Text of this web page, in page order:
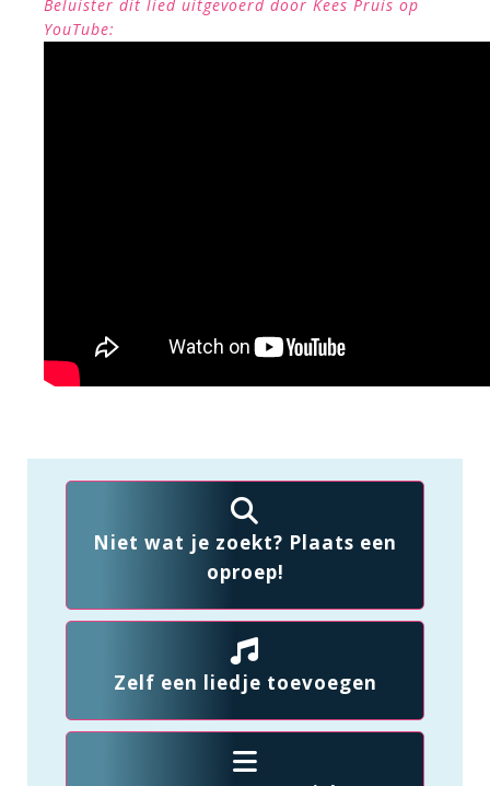
Beluister dit lied uitgevoerd door Kees Pruis op
YouTube:
Niet wat je zoekt? Plaats een
oproep!
Zelf een liedje toevoegen